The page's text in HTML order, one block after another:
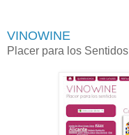
VINOWINE
Placer para los Sentidos